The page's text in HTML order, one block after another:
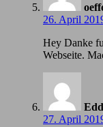
26. April
Hey Danke
Webseite.
27. April